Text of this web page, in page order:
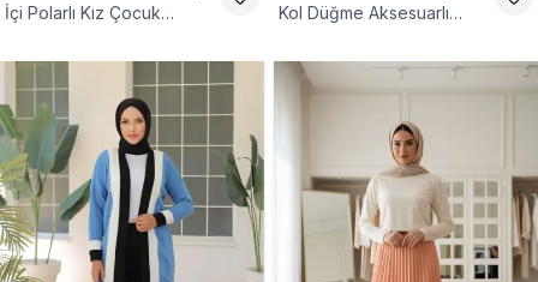
İçi Polarlı Kız Çocuk
Kol Düğme Aksesuarlı